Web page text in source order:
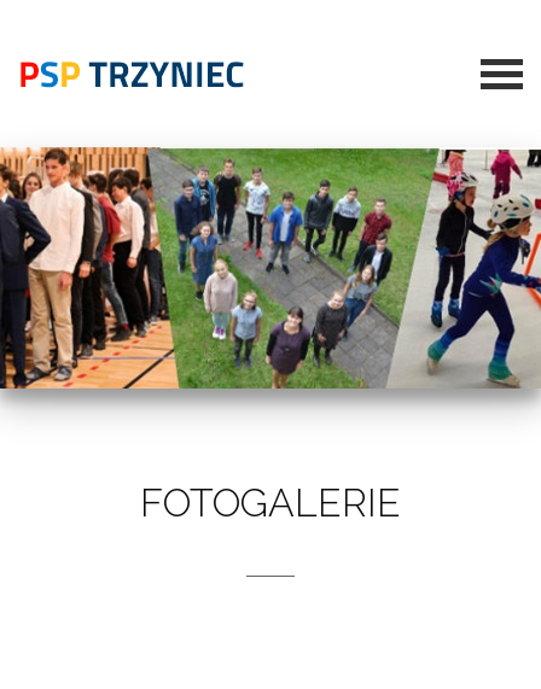
FOTOGALERIE